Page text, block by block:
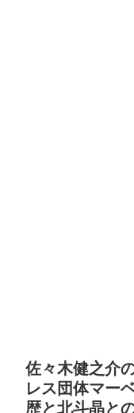
佐々木健之介
レス団体マー
歴と北斗晶と